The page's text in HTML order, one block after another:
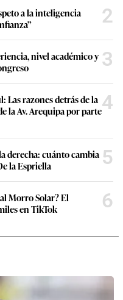
a la inteligencia
2
nivel académico y 3
razones detrás de la
la Av. Arequipa por parte4
derecha: cuánto cambia
la Espriella
5
Morro Solar? El
en TikTok
6